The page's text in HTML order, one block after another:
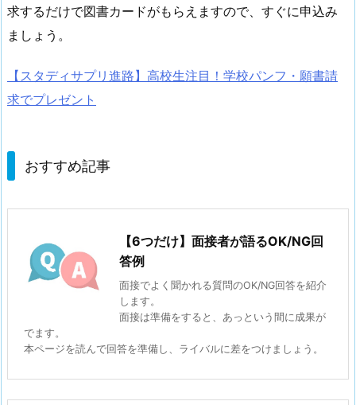
求するだけで図書カードがもらえますので、すぐに申込み
ましょう。
【スタディサプリ進路】高校生注目！学校パンフ・願書請
求でプレゼント
おすすめ記事
【6つだけ】面接者が語るOK/NG回
答例
面接でよく聞かれる質問のOK/NG回答を紹介
します。
面接は準備をすると、あっという間に成果が
でます。
本ページを読んで回答を準備し、ライバルに差をつけましょう。